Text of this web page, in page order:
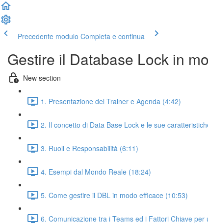
Precedente modulo Completa e continua
Gestire il Database Lock in
New section
1. Presentazione del Trainer e Agenda (4:42)
2. Il concetto di Data Base Lock e le sue
3. Ruoli e Responsabilità (6:11)
4. Esempi dal Mondo Reale (18:24)
5. Come gestire il DBL in modo efficace (10:53)
6. Comunicazione tra i Teams ed i Fattori Chiave per